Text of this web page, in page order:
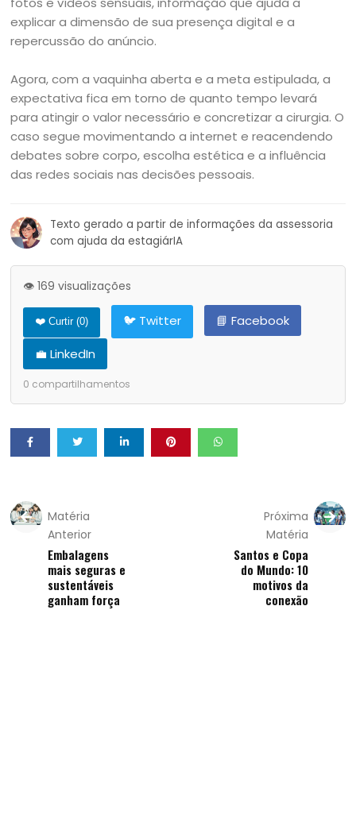
explicar a dimensão de sua presença digital e a
repercussão do anúncio.
Agora, com a vaquinha aberta e a meta estipulada, a
expectativa fica em torno de quanto tempo levará
para atingir o valor necessário e concretizar a cirurgia. O
caso segue movimentando a internet e reacendendo
debates sobre corpo, escolha estética e a influência
das redes sociais nas decisões pessoais.
Texto gerado a partir de informações da assessoria
com ajuda da estagiárIA
👁️ 169 visualizações
❤️ Curtir (0) 🐦 Twitter
📘 Facebook
💼 LinkedIn
0 compartilhamentos
Matéria
Anterior
Embalagens
mais seguras e
sustentáveis
ganham força
Próxima
Matéria
Santos e Copa
do Mundo: 10
motivos da
conexão